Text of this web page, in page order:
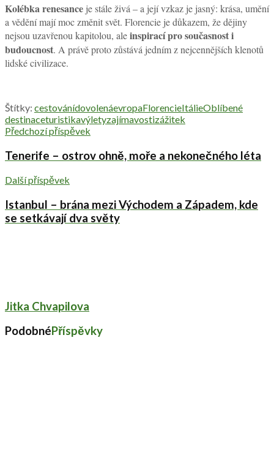
Kolébka renesance je stále živá – a její vzkaz je jasný: krása, umění
a vědění mají moc změnit svět. Florencie je důkazem, že dějiny
nejsou uzavřenou kapitolou, aleinspirací pro současnost i
budoucnost. A právě proto zůstává jedním z nejcennějších klenotů
lidské civilizace.
Štítky: cestovánídovolenáevropaFlorencieItálieOblíbené
destinaceturistikavýletyzajímavostizážitek
Předchozí příspěvek
Tenerife – ostrov ohně, moře a nekonečného léta
Další příspěvek
Istanbul – brána mezi Východem a Západem, kde
se setkávají dva světy
Jitka Chvapilova
PodobnéPříspěvky